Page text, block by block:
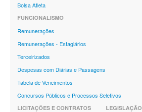
Bolsa Atleta
FUNCIONALISMO
Remunerações
Remunerações - Estagiários
Terceirizados
Despesas com Diárias e Passagens
Tabela de Vencimentos
Concursos Públicos e Processos Seletivos
LICITAÇÕES E CONTRATOS LEGISLAÇÃO